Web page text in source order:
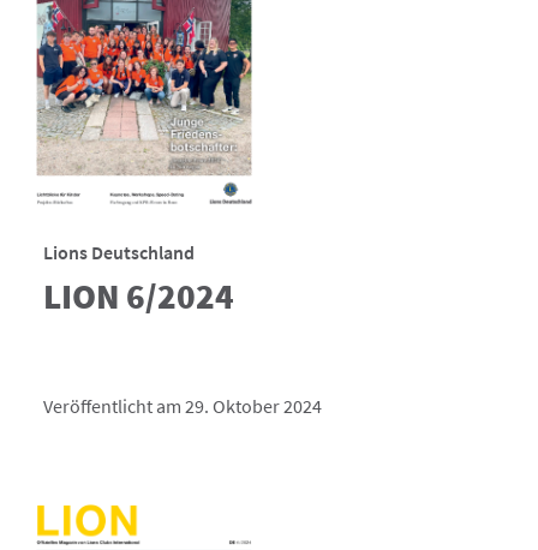
Lions Deutschland
LION 6/2024
Veröffentlicht am 29. Oktober 2024